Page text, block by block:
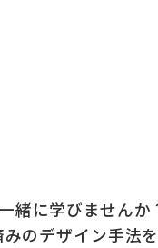
緒に学びませんか
のデザイン手法